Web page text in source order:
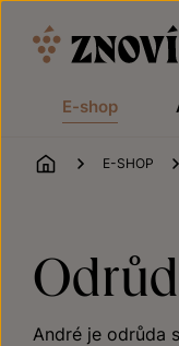
E-shop
ÚVOD
E-SHOP
André je odrůda